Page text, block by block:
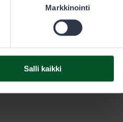
Markkinointi
Salli kaikki